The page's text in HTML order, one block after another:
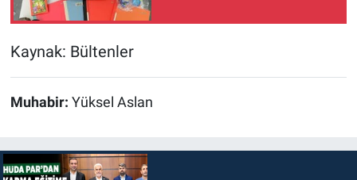
Kaynak: Bültenler
Muhabir: Yüksel Aslan